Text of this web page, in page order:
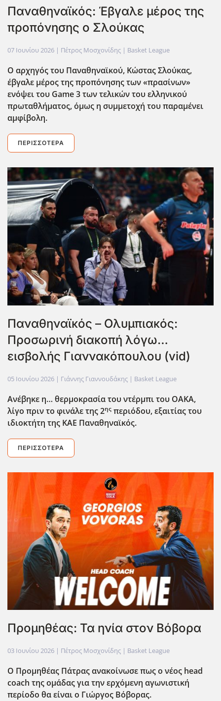
Παναθηναϊκός: Έβγαλε μέρος της
προπόνησης ο Σλούκας
07 Ιουνίου 2026 | Πέτρος Μοσχονίδης | Basket League
Ο αρχηγός του Παναθηναϊκού, Κώστας Σλούκας,
έβγαλε μέρος της προπόνησης των «πρασίνων»
ενόψει του Game 3 των τελικών του ελληνικού
πρωταθλήματος, όμως η συμμετοχή του παραμένει
αμφίβολη.
ΠΕΡΙΣΣΌΤΕΡΑ
Παναθηναϊκός – Ολυμπιακός:
Προσωρινή διακοπή λόγω…
εισβολής Γιαννακόπουλου (vid)
05 Ιουνίου 2026 | Γιάννης Γιαννουδάκης | Basket League
Ανέβηκε η… θερμοκρασία του ντέρμπι του ΟΑΚΑ,
λίγο πριν το φινάλε της 2ης περιόδου, εξαιτίας του
ιδιοκτήτη της ΚΑΕ Παναθηναϊκός.
ΠΕΡΙΣΣΌΤΕΡΑ
Προμηθέας: Τα ηνία στον Βόβορα
03 Ιουνίου 2026 | Πέτρος Μοσχονίδης | Basket League
Ο Προμηθέας Πάτρας ανακοίνωσε πως ο νέος head
coach της ομάδας για την ερχόμενη αγωνιστική
περίοδο θα είναι ο Γιώργος Βόβορας.